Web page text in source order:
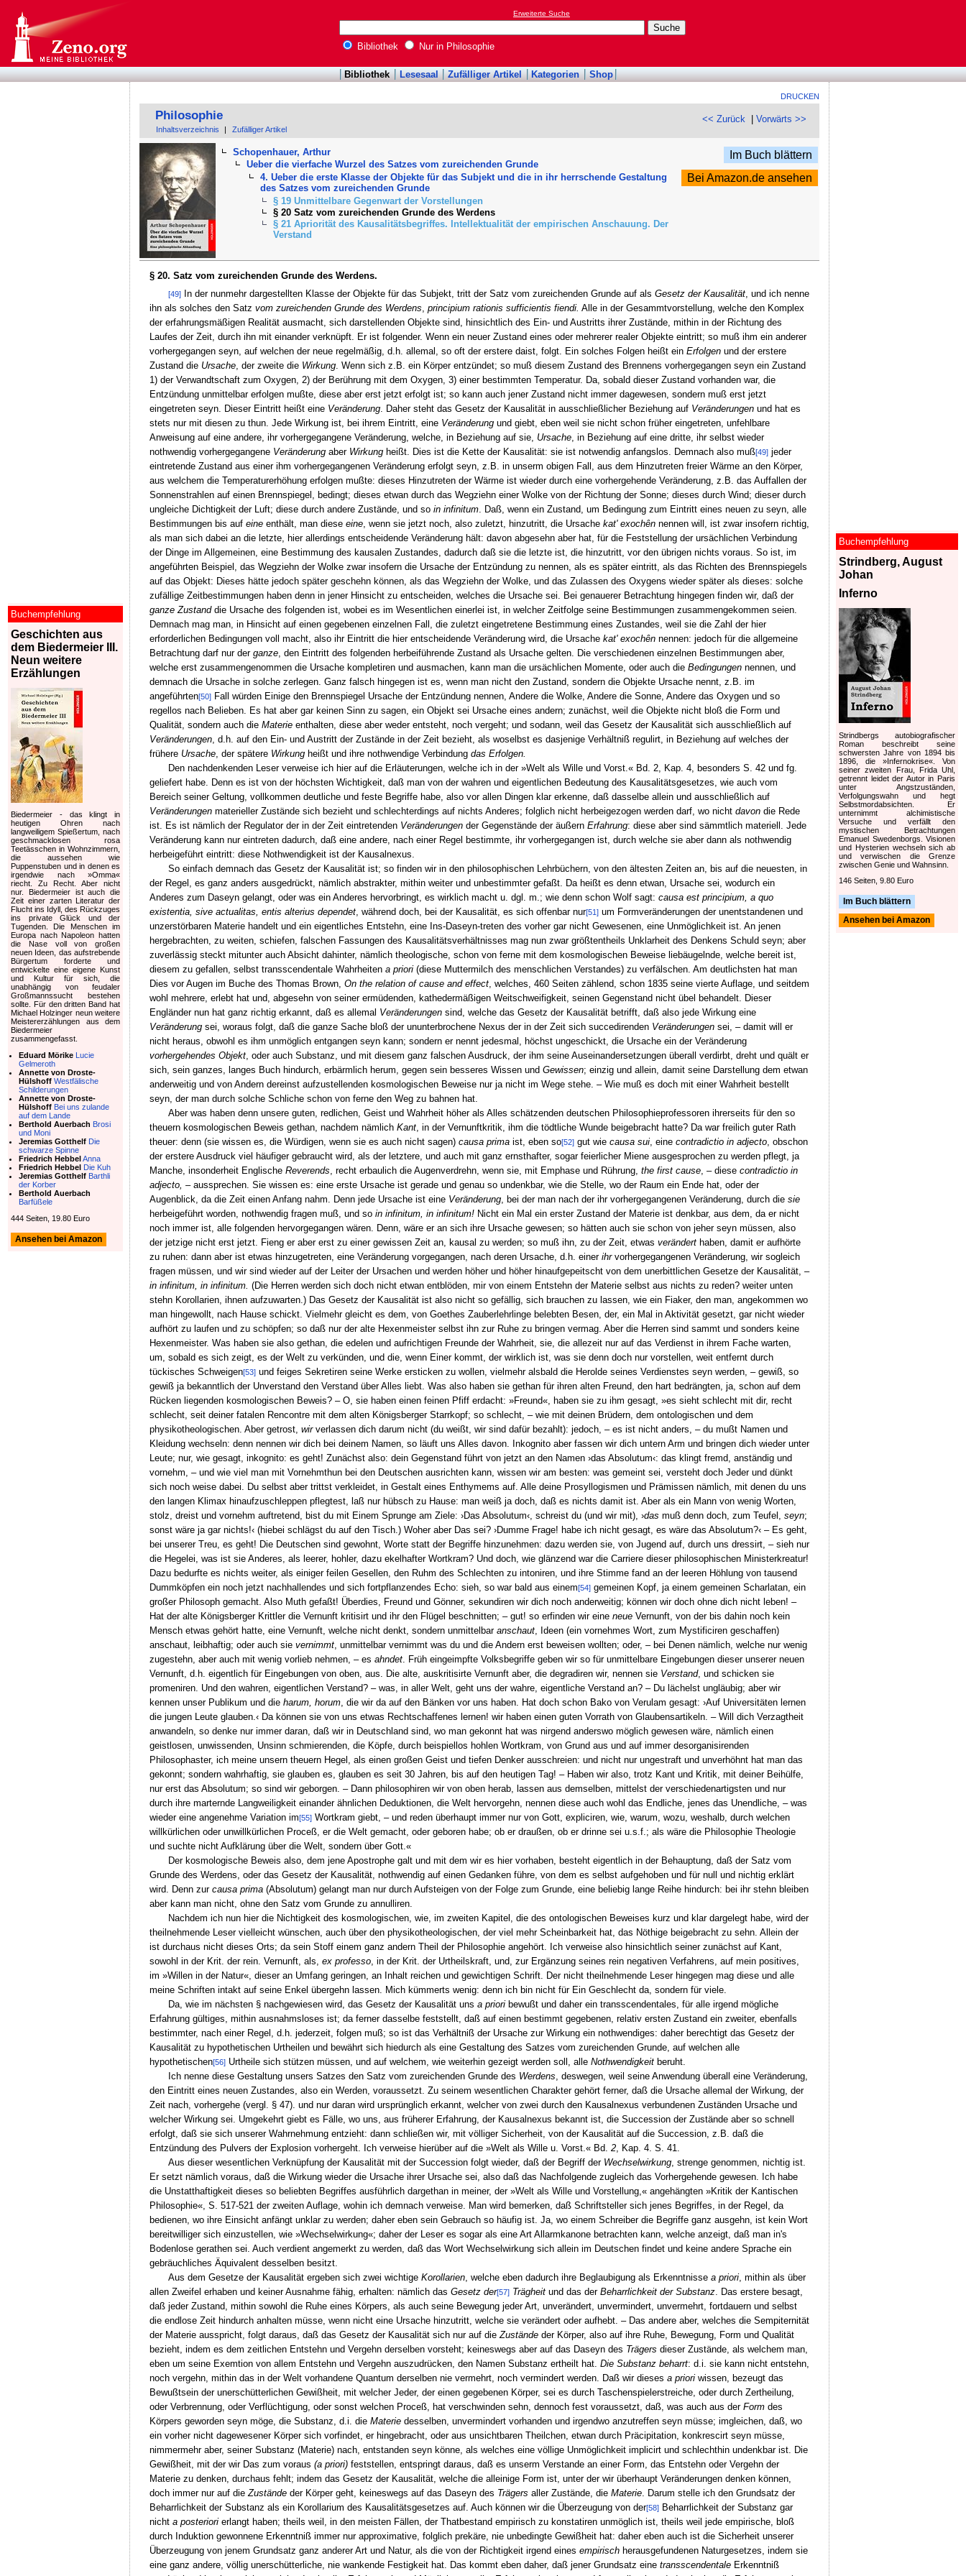
Erweiterte Suche
Bibliothek Nur in Philosophie
Bibliothek Lesesaal Zufälliger Artikel Kategorien Shop
DRUCKEN
<< Zurück |Vorwärts >>
Philosophie
Inhaltsverzeichnis Zufälliger Artikel
Schopenhauer, Arthur
Ueber die vierfache Wurzel des Satzes vom zureichenden Grunde
4. Ueber die erste Klasse der Objekte für das Subjekt und die in ihr herrschende Gestaltung
des Satzes vom zureichenden Grunde
§ 19 Unmittelbare Gegenwart der Vorstellungen
§ 20 Satz vom zureichenden Grunde des Werdens
§ 21 Apriorität des Kausalitätsbegriffes. Intellektualität der empirischen Anschauung. Der
Verstand
Im Buch blättern
Bei Amazon.de ansehen
§ 20. Satz vom zureichenden Grunde des Werdens.
[49] In der nunmehr dargestellten Klasse der Objekte für das Subjekt, tritt der Satz vom zureichenden Grunde auf alsGesetz der Kausalität, und ich nenne
ihn als solches den Satz vom zureichenden Grunde des Werdens, principium rationis sufficientis fiendi. Alle in der Gesammtvorstellung, welche den Komplex
der erfahrungsmäßigen Realität ausmacht, sich darstellenden Objekte sind, hinsichtlich des Ein- und Austritts ihrer Zustände, mithin in der Richtung des
Laufes der Zeit, durch ihn mit einander verknüpft. Er ist folgender. Wenn ein neuer Zustand eines oder mehrerer realer Objekte eintritt; so muß ihm ein anderer
vorhergegangen seyn, auf welchen der neue regelmäßig, d.h. allemal, so oft der erstere daist, folgt. Ein solches Folgen heißt ein Erfolgenund der erstere
Zustand die Ursache, der zweite die Wirkung. Wenn sich z.B. ein Körper entzündet; so muß diesem Zustand des Brennens vorhergegangen seyn ein Zustand
1) der Verwandtschaft zum Oxygen, 2) der Berührung mit dem Oxygen, 3) einer bestimmten Temperatur. Da, sobald dieser Zustand vorhanden war, die
Entzündung unmittelbar erfolgen mußte, diese aber erst jetzt erfolgt ist; so kann auch jener Zustand nicht immer dagewesen, sondern muß erst jetzt
eingetreten seyn. Dieser Eintritt heißt eine Veränderung. Daher steht das Gesetz der Kausalität in ausschließlicher Beziehung auf Veränderungenund hat es
stets nur mit diesen zu thun. Jede Wirkung ist, bei ihrem Eintritt, eine Veränderungund giebt, eben weil sie nicht schon früher eingetreten, unfehlbare
Anweisung auf eine andere, ihr vorhergegangene Veränderung, welche, in Beziehung auf sie, Ursache, in Beziehung auf eine dritte, ihr selbst wieder
nothwendig vorhergegangene Veränderungaber Wirkungheißt. Dies ist die Kette der Kausalität: sie ist notwendig anfangslos. Demnach also muß[49]jeder
eintretende Zustand aus einer ihm vorhergegangenen Veränderung erfolgt seyn, z.B. in unserm obigen Fall, aus dem Hinzutreten freier Wärme an den Körper,
aus welchem die Temperaturerhöhung erfolgen mußte: dieses Hinzutreten der Wärme ist wieder durch eine vorhergehende Veränderung, z.B. das Auffallen der
Sonnenstrahlen auf einen Brennspiegel, bedingt; dieses etwan durch das Wegziehn einer Wolke von der Richtung der Sonne; dieses durch Wind; dieser durch
ungleiche Dichtigkeit der Luft; diese durch andere Zustände, und so in infinitum. Daß, wenn ein Zustand, um Bedingung zum Eintritt eines neuen zu seyn, alle
Bestimmungen bis aufeineenthält, man diese eine, wenn sie jetzt noch, also zuletzt, hinzutritt, die Ursache kat' exochênnennen will, ist zwar insofern richtig,
als man sich dabei an die letzte, hier allerdings entscheidende Veränderung hält: davon abgesehn aber hat, für die Feststellung der ursächlichen Verbindung
der Dinge im Allgemeinen, eine Bestimmung des kausalen Zustandes, dadurch daß sie die letzte ist, die hinzutritt, vor den übrigen nichts voraus. So ist, im
angeführten Beispiel, das Wegziehn der Wolke zwar insofern die Ursache der Entzündung zu nennen, als es später eintritt, als das Richten des Brennspiegels
auf das Objekt: Dieses hätte jedoch später geschehn können, als das Wegziehn der Wolke, und das Zulassen des Oxygens wieder später als dieses: solche
zufällige Zeitbestimmungen haben denn in jener Hinsicht zu entscheiden, welches die Ursache sei. Bei genauerer Betrachtung hingegen finden wir, daß der
ganze Zustanddie Ursache des folgenden ist, wobei es im Wesentlichen einerlei ist, in welcher Zeitfolge seine Bestimmungen zusammengekommen seien.
Demnach mag man, in Hinsicht auf einen gegebenen einzelnen Fall, die zuletzt eingetretene Bestimmung eines Zustandes, weil sie die Zahl der hier
erforderlichen Bedingungen voll macht, also ihr Eintritt die hier entscheidende Veränderung wird, die Ursache kat' exochênnennen: jedoch für die allgemeine
Betrachtung darf nur der ganze, den Eintritt des folgenden herbeiführende Zustand als Ursache gelten. Die verschiedenen einzelnen Bestimmungen aber,
welche erst zusammengenommen die Ursache kompletiren und ausmachen, kann man die ursächlichen Momente, oder auch die Bedingungennennen, und
demnach die Ursache in solche zerlegen. Ganz falsch hingegen ist es, wenn man nicht den Zustand, sondern die Objekte Ursache nennt, z.B. im
angeführten[50]Fall würden Einige den Brennspiegel Ursache der Entzündung nennen, Andere die Wolke, Andere die Sonne, Andere das Oxygen und so
regellos nach Belieben. Es hat aber gar keinen Sinn zu sagen, ein Objekt sei Ursache eines andern; zunächst, weil die Objekte nicht bloß die Form und
Qualität, sondern auch die Materieenthalten, diese aber weder entsteht, noch vergeht; und sodann, weil das Gesetz der Kausalität sich ausschließlich auf
Veränderungen, d.h. auf den Ein- und Austritt der Zustände in der Zeit bezieht, als woselbst es dasjenige Verhältniß regulirt, in Beziehung auf welches der
frühere Ursache, der spätereWirkungheißt und ihre nothwendige Verbindung das Erfolgen.
Den nachdenkenden Leser verweise ich hier auf die Erläuterungen, welche ich in der »Welt als Wille und Vorst.« Bd. 2, Kap. 4, besonders S. 42 und fg.
geliefert habe. Denn es ist von der höchsten Wichtigkeit, daß man von der wahren und eigentlichen Bedeutung des Kausalitätsgesetzes, wie auch vom
Bereich seiner Geltung, vollkommen deutliche und feste Begriffe habe, also vor allen Dingen klar erkenne, daß dasselbe allein und ausschließlich auf
Veränderungenmaterieller Zustände sich bezieht und schlechterdings auf nichts Anderes; folglich nicht herbeigezogen werden darf, wo nicht davondie Rede
ist. Es ist nämlich der Regulator der in der Zeit eintretenden Veränderungender Gegenstände der äußern Erfahrung: diese aber sind sämmtlich materiell. Jede
Veränderung kann nur eintreten dadurch, daß eine andere, nach einer Regel bestimmte, ihr vorhergegangen ist, durch welche sie aber dann als nothwendig
herbeigeführt eintritt: diese Nothwendigkeit ist der Kausalnexus.
So einfach demnach das Gesetz der Kausalität ist; so finden wir in den philosophischen Lehrbüchern, von den ältesten Zeiten an, bis auf die neuesten, in
der Regel, es ganz anders ausgedrückt, nämlich abstrakter, mithin weiter und unbestimmter gefaßt. Da heißt es denn etwan, Ursache sei, wodurch ein
Anderes zum Daseyn gelangt, oder was ein Anderes hervorbringt, es wirklich macht u. dgl. m.; wie denn schon Wolf sagt: causa est principium, a quo
existentia, sive actualitas, entis alterius dependet, während doch, bei der Kausalität, es sich offenbar nur[51]um Formveränderungen der unentstandenen und
unzerstörbaren Materie handelt und ein eigentliches Entstehn, eine Ins-Daseyn-treten des vorher gar nicht Gewesenen, eine Unmöglichkeit ist. An jenen
hergebrachten, zu weiten, schiefen, falschen Fassungen des Kausalitätsverhältnisses mag nun zwar größtentheils Unklarheit des Denkens Schuld seyn; aber
zuverlässig steckt mitunter auch Absicht dahinter, nämlich theologische, schon von ferne mit dem kosmologischen Beweise liebäugelnde, welche bereit ist,
diesem zu gefallen, selbst transscendentale Wahrheiten a priori(diese Muttermilch des menschlichen Verstandes) zu verfälschen. Am deutlichsten hat man
Dies vor Augen im Buche des Thomas Brown, On the relation of cause and effect, welches, 460 Seiten zählend, schon 1835 seine vierte Auflage, und seitdem
wohl mehrere, erlebt hat und, abgesehn von seiner ermüdenden, kathedermäßigen Weitschweifigkeit, seinen Gegenstand nicht übel behandelt. Dieser
Engländer nun hat ganz richtig erkannt, daß es allemal Veränderungensind, welche das Gesetz der Kausalität betrifft, daß also jede Wirkung eine
Veränderungsei, woraus folgt, daß die ganze Sache bloß der ununterbrochene Nexus der in der Zeit sich succedirenden Veränderungensei, – damit will er
nicht heraus, obwohl es ihm unmöglich entgangen seyn kann; sondern er nennt jedesmal, höchst ungeschickt, die Ursache ein der Veränderung
vorhergehendes Objekt, oder auch Substanz, und mit diesem ganz falschen Ausdruck, der ihm seine Auseinandersetzungen überall verdirbt, dreht und quält er
sich, sein ganzes, langes Buch hindurch, erbärmlich herum, gegen sein besseres Wissen und Gewissen; einzig und allein, damit seine Darstellung dem etwan
anderweitig und von Andern dereinst aufzustellenden kosmologischen Beweise nur ja nicht im Wege stehe. – Wie muß es doch mit einer Wahrheit bestellt
seyn, der man durch solche Schliche schon von ferne den Weg zu bahnen hat.
Aber was haben denn unsere guten, redlichen, Geist und Wahrheit höher als Alles schätzenden deutschen Philosophieprofessoren ihrerseits für den so
theuern kosmologischen Beweis gethan, nachdem nämlich Kant, in der Vernunftkritik, ihm die tödtliche Wunde beigebracht hatte? Da war freilich guter Rath
theuer: denn (sie wissen es, die Würdigen, wenn sie es auch nicht sagen) causa primaist, eben so[52]gut wiecausa sui, eine contradictio in adjecto, obschon
der erstere Ausdruck viel häufiger gebraucht wird, als der letztere, und auch mit ganz ernsthafter, sogar feierlicher Miene ausgesprochen zu werden pflegt, ja
Manche, insonderheit Englische Reverends, recht erbaulich die Augenverdrehn, wenn sie, mit Emphase und Rührung, the first cause, – diese contradictio in
adjecto, –aussprechen. Sie wissen es: eine erste Ursache ist gerade und genau so undenkbar, wie die Stelle, wo der Raum ein Ende hat, oder der
Augenblick, da die Zeit einen Anfang nahm. Denn jede Ursache ist eine Veränderung, bei der man nach der ihr vorhergegangenen Veränderung, durch die sie
herbeigeführt worden, nothwendig fragen muß, und so in infinitum, in infinitum!Nicht ein Mal ein erster Zustand der Materie ist denkbar, aus dem, da er nicht
noch immer ist, alle folgenden hervorgegangen wären. Denn, wäre er an sich ihre Ursache gewesen; so hätten auch sie schon von jeher seyn müssen, also
der jetzige nicht erst jetzt. Fieng er aber erst zu einer gewissen Zeit an, kausal zu werden; so muß ihn, zu der Zeit, etwas veränderthaben, damit er aufhörte
zu ruhen: dann aber ist etwas hinzugetreten, eine Veränderung vorgegangen, nach deren Ursache, d.h. einer ihrvorhergegangenen Veränderung, wir sogleich
fragen müssen, und wir sind wieder auf der Leiter der Ursachen und werden höher und höher hinaufgepeitscht von dem unerbittlichen Gesetze der Kausalität, –
in infinitum, in infinitum. (Die Herren werden sich doch nicht etwan entblöden, mir von einem Entstehn der Materie selbst aus nichts zu reden? weiter unten
stehn Korollarien, ihnen aufzuwarten.) Das Gesetz der Kausalität ist also nicht so gefällig, sich brauchen zu lassen, wie ein Fiaker, den man, angekommen wo
man hingewollt, nach Hause schickt. Vielmehr gleicht es dem, von Goethes Zauberlehrlinge belebten Besen, der, ein Mal in Aktivität gesetzt, gar nicht wieder
aufhört zu laufen und zu schöpfen; so daß nur der alte Hexenmeister selbst ihn zur Ruhe zu bringen vermag. Aber die Herren sind sammt und sonders keine
Hexenmeister. Was haben sie also gethan, die edelen und aufrichtigen Freunde der Wahrheit, sie, die allezeit nur auf das Verdienst in ihrem Fache warten,
um, sobald es sich zeigt, es der Welt zu verkünden, und die, wenn Einer kommt, der wirklich ist, was sie denn doch nur vorstellen, weit entfernt durch
tückisches Schweigen[53]und feiges Sekretiren seine Werke ersticken zu wollen, vielmehr alsbald die Herolde seines Verdienstes seyn werden, – gewiß, so
gewiß ja bekanntlich der Unverstand den Verstand über Alles liebt. Was also haben sie gethan für ihren alten Freund, den hart bedrängten, ja, schon auf dem
Rücken liegenden kosmologischen Beweis? – O, sie haben einen feinen Pfiff erdacht: »Freund«, haben sie zu ihm gesagt, »es sieht schlecht mit dir, recht
schlecht, seit deiner fatalen Rencontre mit dem alten Königsberger Starrkopf; so schlecht, – wie mit deinen Brüdern, dem ontologischen und dem
physikotheologischen. Aber getrost, wirverlassen dich darum nicht (du weißt, wir sind dafür bezahlt): jedoch, – es ist nicht anders, – du mußt Namen und
Kleidung wechseln: denn nennen wir dich bei deinem Namen, so läuft uns Alles davon. Inkognito aber fassen wir dich untern Arm und bringen dich wieder unter
Leute; nur, wie gesagt, inkognito: es geht! Zunächst also: dein Gegenstand führt von jetzt an den Namen ›das Absolutum‹: das klingt fremd, anständig und
vornehm, – und wie viel man mit Vornehmthun bei den Deutschen ausrichten kann, wissen wir am besten: was gemeint sei, versteht doch Jeder und dünkt
sich noch weise dabei. Du selbst aber trittst verkleidet, in Gestalt eines Enthymems auf. Alle deine Prosyllogismen und Prämissen nämlich, mit denen du uns
den langen Klimax hinaufzuschleppen pflegtest, laß nur hübsch zu Hause: man weiß ja doch, daß es nichts damit ist. Aber als ein Mann von wenig Worten,
stolz, dreist und vornehm auftretend, bist du mit Einem Sprunge am Ziele: ›Das Absolutum‹, schreist du (und wir mit), ›das muß denn doch, zum Teufel, seyn;
sonst wäre ja gar nichts!‹ (hiebei schlägst du auf den Tisch.) Woher aber Das sei? ›Dumme Frage! habe ich nicht gesagt, es wäre das Absolutum?‹ – Es geht,
bei unserer Treu, es geht! Die Deutschen sind gewohnt, Worte statt der Begriffe hinzunehmen: dazu werden sie, von Jugend auf, durch uns dressirt, – sieh nur
die Hegelei, was ist sie Anderes, als leerer, hohler, dazu ekelhafter Wortkram? Und doch, wie glänzend war die Carriere dieser philosophischen Ministerkreatur!
Dazu bedurfte es nichts weiter, als einiger feilen Gesellen, den Ruhm des Schlechten zu intoniren, und ihre Stimme fand an der leeren Höhlung von tausend
Dummköpfen ein noch jetzt nachhallendes und sich fortpflanzendes Echo: sieh, so war bald aus einem[54]gemeinen Kopf, ja einem gemeinen Scharlatan, ein
großer Philosoph gemacht. Also Muth gefaßt! Überdies, Freund und Gönner, sekundiren wir dich noch anderweitig; können wir doch ohne dich nicht leben! –
Hat der alte Königsberger Krittler die Vernunft kritisirt und ihr den Flügel beschnitten; – gut! so erfinden wir eine neueVernunft, von der bis dahin noch kein
Mensch etwas gehört hatte, eine Vernunft, welche nicht denkt, sondern unmittelbar anschaut, Ideen (ein vornehmes Wort, zum Mystificiren geschaffen)
anschaut, leibhaftig; oder auch sie vernimmt, unmittelbar vernimmt was du und die Andern erst beweisen wollten; oder, – bei Denen nämlich, welche nur wenig
zugestehn, aber auch mit wenig vorlieb nehmen, – es ahndet. Früh eingeimpfte Volksbegriffe geben wir so für unmittelbare Eingebungen dieser unserer neuen
Vernunft, d.h. eigentlich für Eingebungen von oben, aus. Die alte, auskritisirte Vernunft aber, die degradiren wir, nennen sie Verstand, und schicken sie
promeniren. Und den wahren, eigentlichen Verstand? – was, in aller Welt, geht uns der wahre, eigentliche Verstand an? – Du lächelst ungläubig; aber wir
kennen unser Publikum und dieharum, horum, die wir da auf den Bänken vor uns haben. Hat doch schon Bako von Verulam gesagt: ›Auf Universitäten lernen
die jungen Leute glauben.‹ Da können sie von uns etwas Rechtschaffenes lernen! wir haben einen guten Vorrath von Glaubensartikeln. – Will dich Verzagtheit
anwandeln, so denke nur immer daran, daß wir in Deutschland sind, wo man gekonnt hat was nirgend anderswo möglich gewesen wäre, nämlich einen
geistlosen, unwissenden, Unsinn schmierenden, die Köpfe, durch beispiellos hohlen Wortkram, von Grund aus und auf immer desorganisirenden
Philosophaster, ich meine unsern theuern Hegel, als einen großen Geist und tiefen Denker ausschreien: und nicht nur ungestraft und unverhöhnt hat man das
gekonnt; sondern wahrhaftig, sie glauben es, glauben es seit 30 Jahren, bis auf den heutigen Tag! – Haben wir also, trotz Kant und Kritik, mit deiner Beihülfe,
nur erst das Absolutum; so sind wir geborgen. – Dann philosophiren wir von oben herab, lassen aus demselben, mittelst der verschiedenartigsten und nur
durch ihre marternde Langweiligkeit einander ähnlichen Deduktionen, die Welt hervorgehn, nennen diese auch wohl das Endliche, jenes das Unendliche, – was
wieder eine angenehme Variation im[55]Wortkram giebt, – und reden überhaupt immer nur von Gott, expliciren, wie, warum, wozu, weshalb, durch welchen
willkürlichen oder unwillkürlichen Proceß, er die Welt gemacht, oder geboren habe; ob er draußen, ob er drinne sei u.s.f.; als wäre die Philosophie Theologie
und suchte nicht Aufklärung über die Welt, sondern über Gott.«
Der kosmologische Beweis also, dem jene Apostrophe galt und mit dem wir es hier vorhaben, besteht eigentlich in der Behauptung, daß der Satz vom
Grunde des Werdens, oder das Gesetz der Kausalität, nothwendig auf einen Gedanken führe, von dem es selbst aufgehoben und für null und nichtig erklärt
wird. Denn zur causa prima(Absolutum) gelangt man nur durch Aufsteigen von der Folge zum Grunde, eine beliebig lange Reihe hindurch: bei ihr stehn bleiben
aber kann man nicht, ohne den Satz vom Grunde zu annulliren.
Nachdem ich nun hier die Nichtigkeit des kosmologischen, wie, im zweiten Kapitel, die des ontologischen Beweises kurz und klar dargelegt habe, wird der
theilnehmende Leser vielleicht wünschen, auch über den physikotheologischen, der viel mehr Scheinbarkeit hat, das Nöthige beigebracht zu sehn. Allein der
ist durchaus nicht dieses Orts; da sein Stoff einem ganz andern Theil der Philosophie angehört. Ich verweise also hinsichtlich seiner zunächst auf Kant,
sowohl in der Krit. der rein. Vernunft, als, ex professo, in der Krit. der Urtheilskraft, und, zur Ergänzung seines rein negativen Verfahrens, auf mein positives,
im »Willen in der Natur«, dieser an Umfang geringen, an Inhalt reichen und gewichtigen Schrift. Der nicht theilnehmende Leser hingegen mag diese und alle
meine Schriften intakt auf seine Enkel übergehn lassen. Mich kümmerts wenig: denn ich bin nicht für Ein Geschlecht da, sondern für viele.
Da, wie im nächsten § nachgewiesen wird, das Gesetz der Kausalität unsa priori bewußt und daher ein transscendentales, für alle irgend mögliche
Erfahrung gültiges, mithin ausnahmsloses ist; da ferner dasselbe feststellt, daß auf einen bestimmt gegebenen, relativ ersten Zustand ein zweiter, ebenfalls
bestimmter, nach einer Regel, d.h. jederzeit, folgen muß; so ist das Verhältniß der Ursache zur Wirkung ein nothwendiges: daher berechtigt das Gesetz der
Kausalität zu hypothetischen Urtheilen und bewährt sich hiedurch als eine Gestaltung des Satzes vom zureichenden Grunde, auf welchen alle
hypothetischen[56]Urtheile sich stützen müssen, und auf welchem, wie weiterhin gezeigt werden soll, alle Nothwendigkeitberuht.
Ich nenne diese Gestaltung unsers Satzes den Satz vom zureichenden Grunde des Werdens, deswegen, weil seine Anwendung überall eine Veränderung,
den Eintritt eines neuen Zustandes, also ein Werden, voraussetzt. Zu seinem wesentlichen Charakter gehört ferner, daß die Ursache allemal der Wirkung, der
Zeit nach, vorhergehe (vergl. § 47). und nur daran wird ursprünglich erkannt, welcher von zwei durch den Kausalnexus verbundenen Zuständen Ursache und
welcher Wirkung sei. Umgekehrt giebt es Fälle, wo uns, aus früherer Erfahrung, der Kausalnexus bekannt ist, die Succession der Zustände aber so schnell
erfolgt, daß sie sich unserer Wahrnehmung entzieht: dann schließen wir, mit völliger Sicherheit, von der Kausalität auf die Succession, z.B. daß die
Entzündung des Pulvers der Explosion vorhergeht. Ich verweise hierüber auf die »Welt als Wille u. Vorst.« Bd. 2, Kap. 4. S. 41.
Aus dieser wesentlichen Verknüpfung der Kausalität mit der Succession folgt wieder, daß der Begriff der Wechselwirkung, strenge genommen, nichtig ist.
Er setzt nämlich voraus, daß die Wirkung wieder die Ursache ihrer Ursache sei, also daß das Nachfolgende zugleich das Vorhergehende gewesen. Ich habe
die Unstatthaftigkeit dieses so beliebten Begriffes ausführlich dargethan in meiner, der »Welt als Wille und Vorstellung,« angehängten »Kritik der Kantischen
Philosophie«, S. 517-521 der zweiten Auflage, wohin ich demnach verweise. Man wird bemerken, daß Schriftsteller sich jenes Begriffes, in der Regel, da
bedienen, wo ihre Einsicht anfängt unklar zu werden; daher eben sein Gebrauch so häufig ist. Ja, wo einem Schreiber die Begriffe ganz ausgehn, ist kein Wort
bereitwilliger sich einzustellen, wie »Wechselwirkung«; daher der Leser es sogar als eine Art Allarmkanone betrachten kann, welche anzeigt, daß man in's
Bodenlose gerathen sei. Auch verdient angemerkt zu werden, daß das Wort Wechselwirkung sich allein im Deutschen findet und keine andere Sprache ein
gebräuchliches Äquivalent desselben besitzt.
Aus dem Gesetze der Kausalität ergeben sich zwei wichtigeKorollarien, welche eben dadurch ihre Beglaubigung als Erkenntnissea priori, mithin als über
allen Zweifel erhaben und keiner Ausnahme fähig, erhalten: nämlich das Gesetz der[57]Trägheitund das derBeharrlichkeit der Substanz. Das erstere besagt,
daß jeder Zustand, mithin sowohl die Ruhe eines Körpers, als auch seine Bewegung jeder Art, unverändert, unvermindert, unvermehrt, fortdauern und selbst
die endlose Zeit hindurch anhalten müsse, wenn nicht eine Ursache hinzutritt, welche sie verändert oder aufhebt. – Das andere aber, welches die Sempiternität
der Materie ausspricht, folgt daraus, daß das Gesetz der Kausalität sich nur auf dieZuständeder Körper, also auf ihre Ruhe, Bewegung, Form und Qualität
bezieht, indem es dem zeitlichen Entstehn und Vergehn derselben vorsteht; keineswegs aber auf das Daseyn des Trägers dieser Zustände, als welchem man,
eben um seine Exemtion von allem Entstehn und Vergehn auszudrücken, den Namen Substanz ertheilt hat. Die Substanz beharrt: d.i. sie kann nicht entstehn,
noch vergehn, mithin das in der Welt vorhandene Quantum derselben nie vermehrt, noch vermindert werden. Daß wir dieses a prioriwissen, bezeugt das
Bewußtsein der unerschütterlichen Gewißheit, mit welcher Jeder, der einen gegebenen Körper, sei es durch Taschenspielerstreiche, oder durch Zertheilung,
oder Verbrennung, oder Verflüchtigung, oder sonst welchen Proceß, hat verschwinden sehn, dennoch fest voraussetzt, daß, was auch aus der Formdes
Körpers geworden seyn möge, die Substanz, d.i. die Materiedesselben, unvermindert vorhanden und irgendwo anzutreffen seyn müsse; imgleichen, daß, wo
ein vorher nicht dagewesener Körper sich vorfindet, er hingebracht, oder aus unsichtbaren Theilchen, etwan durch Präcipitation, konkrescirt seyn müsse,
nimmermehr aber, seiner Substanz (Materie) nach, entstanden seyn könne, als welches eine völlige Unmöglichkeit implicirt und schlechthin undenkbar ist. Die
Gewißheit, mit der wir Das zum voraus (a priori)feststellen, entspringt daraus, daß es unserm Verstande an einer Form, das Entstehn oder Vergehn der
Materie zu denken, durchaus fehlt; indem das Gesetz der Kausalität, welche die alleinige Form ist, unter der wir überhaupt Veränderungen denken können,
doch immer nur auf dieZuständeder Körper geht, keineswegs auf das Daseyn des Trägers aller Zustände, die Materie. Darum stelle ich den Grundsatz der
Beharrlichkeit der Substanz als ein Korollarium des Kausalitätsgesetzes auf. Auch können wir die Überzeugung von der[58]Beharrlichkeit der Substanz gar
nicht a posteriorierlangt haben; theils weil, in den meisten Fällen, der Thatbestand empirisch zu konstatiren unmöglich ist, theils weil jede empirische, bloß
durch Induktion gewonnene Erkenntniß immer nur approximative, folglich prekäre, nie unbedingte Gewißheit hat: daher eben auch ist die Sicherheit unserer
Überzeugung von jenem Grundsatz ganz anderer Art und Natur, als die von der Richtigkeit irgend eines empirischherausgefundenen Naturgesetzes, indem sie
eine ganz andere, völlig unerschütterliche, nie wankende Festigkeit hat. Das kommt eben daher, daß jener Grundsatz eine transscendentaleErkenntniß
Buchempfehlung
Strindberg, August
Johan
Inferno
Strindbergs autobiografischer
Roman beschreibt seine
schwersten Jahre von 1894 bis
1896, die »Infernokrise«. Von
seiner zweiten Frau, Frida Uhl,
getrennt leidet der Autor in Paris
unter Angstzuständen,
Verfolgungswahn und hegt
Selbstmordabsichten. Er
unternimmt alchimistische
Versuche und verfällt den
mystischen Betrachtungen
Emanuel Swedenborgs. Visionen
und Hysterien wechseln sich ab
und verwischen die Grenze
zwischen Genie und Wahnsinn.
146 Seiten, 9.80 Euro
Im Buch blättern
Ansehen bei Amazon
Buchempfehlung
Geschichten aus
dem Biedermeier III.
Neun weitere
Erzählungen
Biedermeier - das klingt in
heutigen Ohren nach
langweiligem Spießertum, nach
geschmacklosen rosa
Teetässchen in Wohnzimmern,
die aussehen wie
Puppenstuben und in denen es
irgendwie nach »Omma«
riecht. Zu Recht. Aber nicht
nur. Biedermeier ist auch die
Zeit einer zarten Literatur der
Flucht ins Idyll, des Rückzuges
ins private Glück und der
Tugenden. Die Menschen im
Europa nach Napoleon hatten
die Nase voll von großen
neuen Ideen, das aufstrebende
Bürgertum forderte und
entwickelte eine eigene Kunst
und Kultur für sich, die
unabhängig von feudaler
Großmannssucht bestehen
sollte. Für den dritten Band hat
Michael Holzinger neun weitere
Meistererzählungen aus dem
Biedermeier
zusammengefasst.
Eduard Mörike Lucie
Gelmeroth
Annette von Droste-
Hülshoff Westfälische
Schilderungen
Annette von Droste-
Hülshoff Bei uns zulande
auf dem Lande
Berthold Auerbach Brosi
und Moni
Jeremias Gotthelf Die
schwarze Spinne
Friedrich HebbelAnna
Friedrich Hebbel Die Kuh
Jeremias Gotthelf Barthli
der Korber
Berthold Auerbach
Barfüßele
444 Seiten, 19.80 Euro
Ansehen bei Amazon